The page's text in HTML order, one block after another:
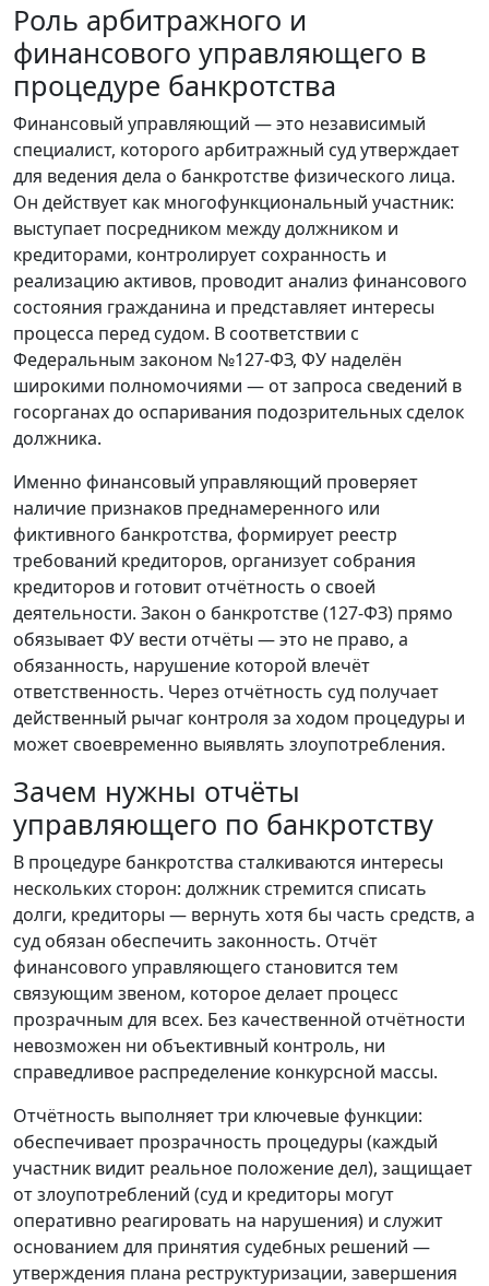
Роль арбитражного и
финансового управляющего в
процедуре банкротства
Финансовый управляющий — это независимый
специалист, которого арбитражный суд утверждает
для ведения дела о банкротстве физического лица.
Он действует как многофункциональный участник:
выступает посредником между должником и
кредиторами, контролирует сохранность и
реализацию активов, проводит анализ финансового
состояния гражданина и представляет интересы
процесса перед судом. В соответствии с
Федеральным законом №127-ФЗ, ФУ наделён
широкими полномочиями — от запроса сведений в
госорганах до оспаривания подозрительных сделок
должника.
Именно финансовый управляющий проверяет
наличие признаков преднамеренного или
фиктивного банкротства, формирует реестр
требований кредиторов, организует собрания
кредиторов и готовит отчётность о своей
деятельности. Закон о банкротстве (127-ФЗ) прямо
обязывает ФУ вести отчёты — это не право, а
обязанность, нарушение которой влечёт
ответственность. Через отчётность суд получает
действенный рычаг контроля за ходом процедуры и
может своевременно выявлять злоупотребления.
Зачем нужны отчёты
управляющего по банкротству
В процедуре банкротства сталкиваются интересы
нескольких сторон: должник стремится списать
долги, кредиторы — вернуть хотя бы часть средств, а
суд обязан обеспечить законность. Отчёт
финансового управляющего становится тем
связующим звеном, которое делает процесс
прозрачным для всех. Без качественной отчётности
невозможен ни объективный контроль, ни
справедливое распределение конкурсной массы.
Отчётность выполняет три ключевые функции:
обеспечивает прозрачность процедуры (каждый
участник видит реальное положение дел), защищает
от злоупотреблений (суд и кредиторы могут
оперативно реагировать на нарушения) и служит
основанием для принятия судебных решений —
утверждения плана реструктуризации, завершения